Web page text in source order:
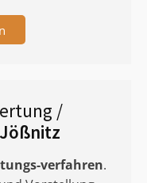
/
Jößnitz
verfahren.